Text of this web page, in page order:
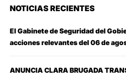
NOTICIAS RECIENTES
El Gabinete de Seguridad del
acciones relevantes del 06 de
ANUNCIA CLARA BRUGADA